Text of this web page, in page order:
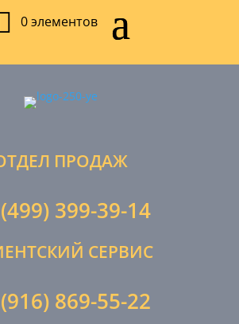
0 элементов
ПРОДАЖ
399-39-14
СЕРВИС
869-55-22